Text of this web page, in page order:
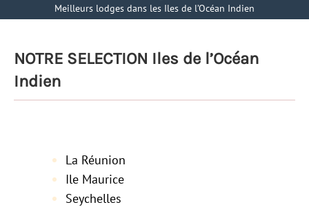
Meilleurs lodges dans les Iles de l’Océan Indien
NOTRE SELECTION Iles de l’Océan
Indien
La Réunion
Ile Maurice
Seychelles